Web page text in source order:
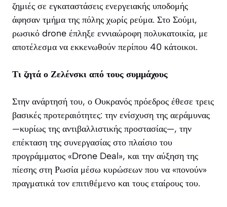
ζημιές σε εγκαταστάσεις ενεργειακής υποδομής
άφησαν τμήμα της πόλης χωρίς ρεύμα. Στο Σούμι,
ρωσικό drone έπληξε εννιαώροφη πολυκατοικία, με
αποτέλεσμα να εκκενωθούν περίπου 40 κάτοικοι.
Τι ζητά ο Ζελένσκι από τους συμμάχους
Στην ανάρτησή του, ο Ουκρανός πρόεδρος έθεσε τρεις
βασικές προτεραιότητες: την ενίσχυση της αεράμυνας
—κυρίως της αντιβαλλιστικής προστασίας—, την
επέκταση της συνεργασίας στο πλαίσιο του
προγράμματος «Drone Deal», και την αύξηση της
πίεσης στη Ρωσία μέσω κυρώσεων που να «πονούν»
πραγματικά τον επιτιθέμενο και τους εταίρους του.